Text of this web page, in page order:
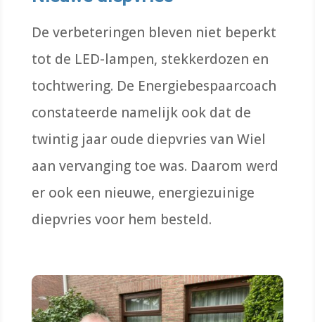
De verbeteringen bleven niet beperkt
tot de LED-lampen, stekkerdozen en
tochtwering. De Energiebespaarcoach
constateerde namelijk ook dat de
twintig jaar oude diepvries van Wiel
aan vervanging toe was. Daarom werd
er ook een nieuwe, energiezuinige
diepvries voor hem besteld.